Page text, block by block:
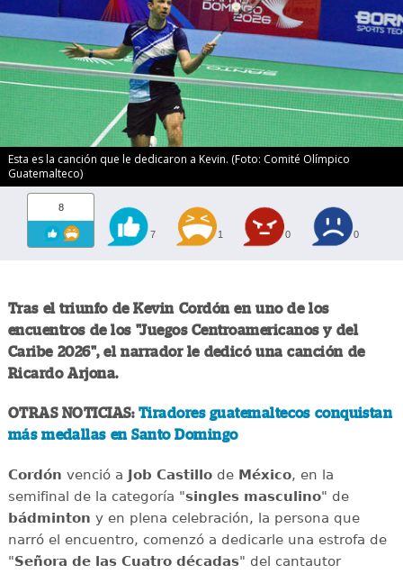
Esta es la canción que le dedicaron a Kevin. (Foto: Comité Olímpico
Guatemalteco)
8
7 1 0 0
Tras el triunfo de Kevin Cordón en uno de los
encuentros de los "Juegos Centroamericanos y del
Caribe 2026", el narrador le dedicó una canción de
Ricardo Arjona.
OTRAS NOTICIAS: Tiradores guatemaltecos conquistan
más medallas en Santo Domingo
Cordón venció a Job CastillodeMéxico, en la
semifinal de la categoría "singles masculino" de
bádminton y en plena celebración, la persona que
narró el encuentro, comenzó a dedicarle una estrofa de
"Señora de las Cuatro décadas" del cantautor